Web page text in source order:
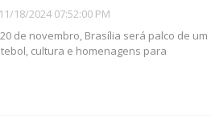
11/18/2024 07:52:00 PM
de novembro, Brasília será palco de um
cultura e homenagens para